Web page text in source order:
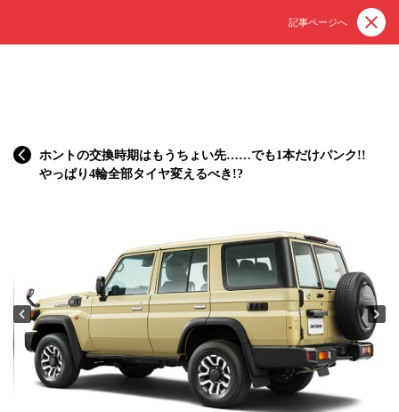
記事ページへ
ホントの交換時期はもうちょい先……でも1本だけパンク!!
やっぱり4輪全部タイヤ変えるべき!?